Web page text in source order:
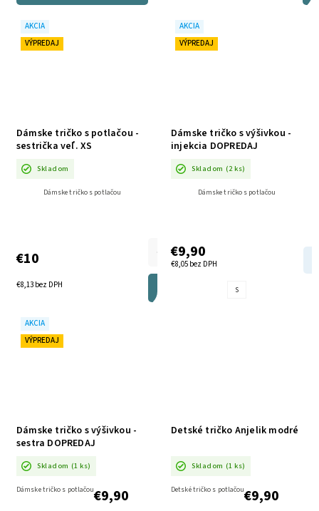
AKCIA
VÝPREDAJ
Dámske tričko s potlačou -
sestrička veľ. XS
Skladom
€8,13 bez DPH
€10
DO KOŠÍKA
Dámske tričko s potlačou
AKCIA
VÝPREDAJ
Dámske tričko s výšivkou -
injekcia DOPREDAJ
Skladom (2 ks)
€8,05 bez DPH
€9,90
Dámske tričko s potlačou
S
AKCIA
VÝPREDAJ
Dámske tričko s výšivkou -
sestra DOPREDAJ
Skladom (1 ks)
€9,90
Dámske tričko s potlačou
Detské tričko Anjelik modré
Skladom (1 ks)
€9,90
Detské tričko s potlačou